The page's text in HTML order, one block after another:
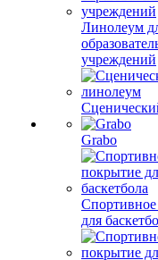
Линолеум
учреждений
Grabo
для